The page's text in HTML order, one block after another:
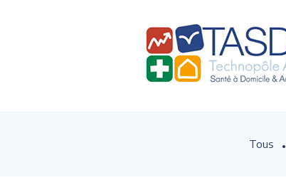
Tous